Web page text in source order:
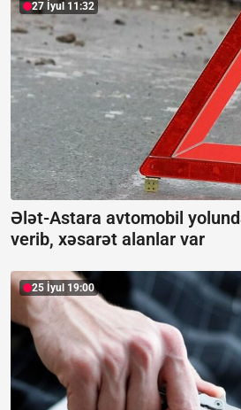
27 İyul 11:32
Ələt-Astara avtomobil
verib, xəsarət alanlar var
25 İyul 19:00